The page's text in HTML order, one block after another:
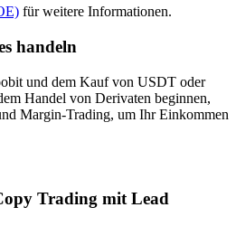
für weitere Informationen.
handeln
und dem Kauf von USDT oder
Handel von Derivaten beginnen,
Margin-Trading, um Ihr Einkommen
Trading mit Lead